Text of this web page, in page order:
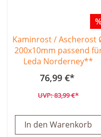
Kaminrost / Ascherost
200x10mm passend
Leda Norderney**
76,99 €
83,99 €
In den Warenkorb